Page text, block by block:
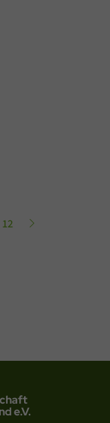
Seite
12 Weiter
e.V.